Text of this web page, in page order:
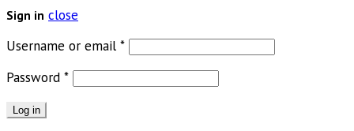
Sign in close
Username or email *Обязательно
Password *Обязательно
Log in